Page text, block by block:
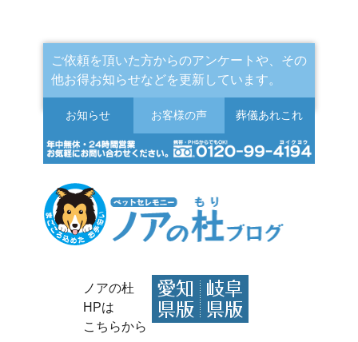
ご依頼を頂いた方からのアンケートや、その
他お得お知らせなどを更新しています。
お知らせ お客様の声 葬儀あれこれ
ノアの杜
HPは
こちらから